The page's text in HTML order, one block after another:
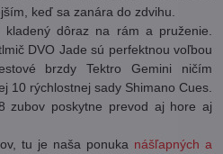
keď sa zanára do zdvihu.
dôraz na rám a pruženie.
DVO Jade sú perfektnou voľbou
brzdy Tektro Gemini ničím
10 rýchlostnej sady Shimano Cues.
zubov poskytne prevod aj hore aj
tu je naša ponuka nášľapných a